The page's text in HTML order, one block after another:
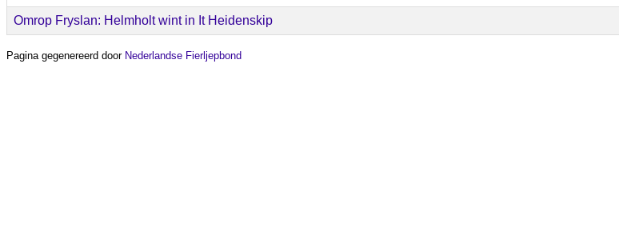
Omrop Fryslan: Helmholt wint in It Heidenskip
Pagina gegenereerd door Nederlandse Fierljepbond